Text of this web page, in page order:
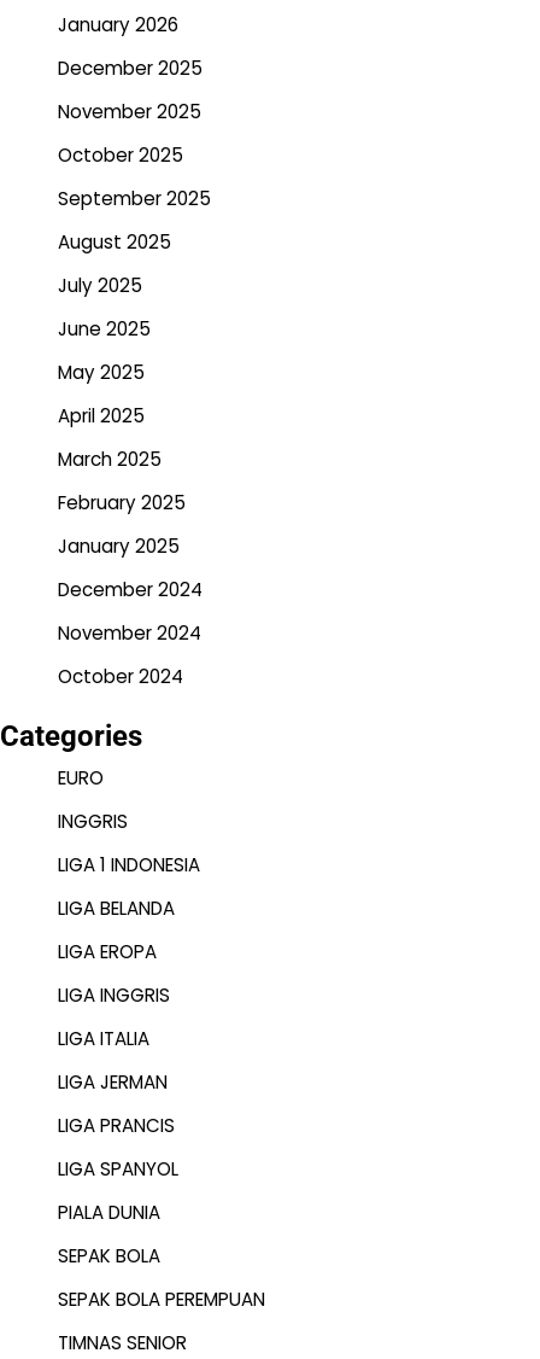
January 2026
December 2025
November 2025
October 2025
September 2025
August 2025
July 2025
June 2025
May 2025
April 2025
March 2025
February 2025
January 2025
December 2024
November 2024
October 2024
Categories
EURO
INGGRIS
LIGA 1 INDONESIA
LIGA BELANDA
LIGA EROPA
LIGA INGGRIS
LIGA ITALIA
LIGA JERMAN
LIGA PRANCIS
LIGA SPANYOL
PIALA DUNIA
SEPAK BOLA
SEPAK BOLA PEREMPUAN
TIMNAS SENIOR